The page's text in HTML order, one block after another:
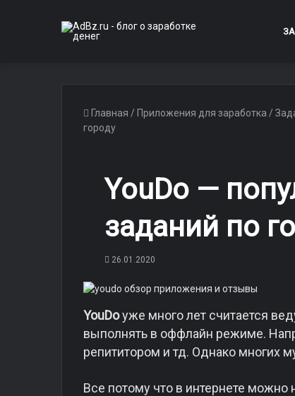
Главная / Приложения для заработка /
городу
YouDo —
заданий по
26.01.2020
YouDoуже много лет считается
выполнять в оффлайн режиме.
репититором и тд. Однако многих
Все потому что в интернете можно